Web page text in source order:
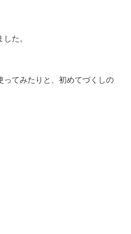
た。
ってみたりと、初めてづくしの